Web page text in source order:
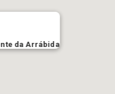
da Arrábida